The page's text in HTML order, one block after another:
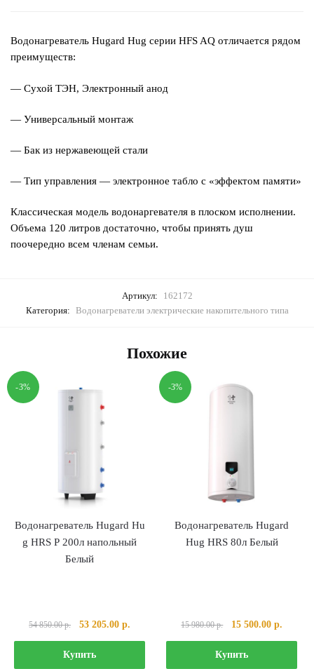
Водонагреватель Hugard Hug серии HFS AQ отличается рядом
преимуществ:
— Сухой ТЭН, Электронный анод
— Универсальный монтаж
— Бак из нержавеющей стали
— Тип управления — электронное табло с «эффектом памяти»
Классическая модель водонаргевателя в плоском исполнении.
Объема 120 литров достаточно, чтобы принять душ
поочередно всем членам семьи.
Артикул:
162172
Категория: Водонагреватели электрические накопительного типа
Похожие
-3%
Водонагреватель Hugard Hu
g HRS Р 200л напольный
Белый
54 850.00р.
Первоначальная
цена
составляла
53 205.00р.
цена:
Купить
-3%
Водонагреватель Hugard
Hug HRS 80л Белый
15 980.00р.
Первоначальная
цена
составляла
15 500.00р.
цена:
Купить